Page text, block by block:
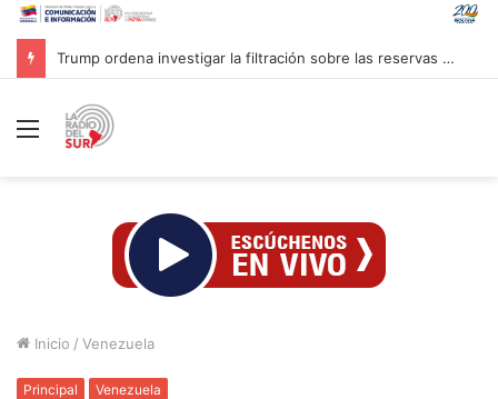
Trump ordena investigar la filtración sobre las reservas de municiones
Menú
Inicio / Venezuela
Principal Venezuela